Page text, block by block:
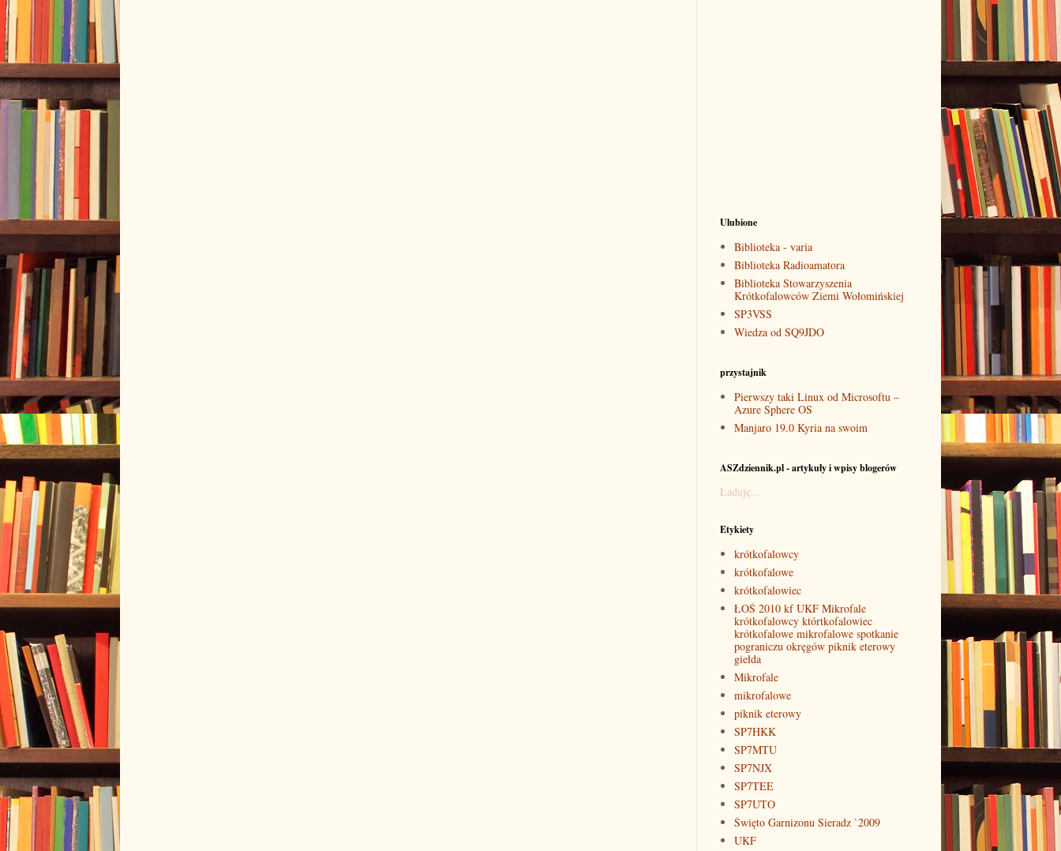
Ulubione
Biblioteka - varia
Biblioteka Radioamatora
Biblioteka Stowarzyszenia
Krótkofalowców Ziemi Wołomińskiej
SP3VSS
Wiedza od SQ9JDO
przystajnik
Pierwszy taki Linux od Microsoftu –
Azure Sphere OS
Manjaro 19.0 Kyria na swoim
ASZdziennik.pl - artykuły i wpisy blogerów
Ładuję...
Etykiety
krótkofalowcy
krótkofalowe
krótkofalowiec
ŁOŚ 2010 kf UKF Mikrofale
krótkofalowcy którtkofalowiec
krótkofalowe mikrofalowe spotkanie
pograniczu okręgów piknik eterowy
giełda
Mikrofale
mikrofalowe
piknik eterowy
SP7HKK
SP7MTU
SP7NJX
SP7TEE
SP7UTO
Święto Garnizonu Sieradz `2009
UKF